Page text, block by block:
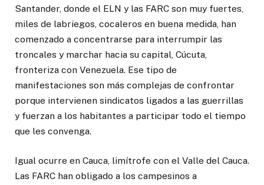
Santander, donde el ELN y las FARC son muy fuertes,
miles de labriegos, cocaleros en buena medida, han
comenzado a concentrarse para interrumpir las
troncales y marchar hacia su capital, Cúcuta,
fronteriza con Venezuela. Ese tipo de
manifestaciones son más complejas de confrontar
porque intervienen sindicatos ligados a las guerrillas
y fuerzan a los habitantes a participar todo el tiempo
que les convenga.
Igual ocurre en Cauca, limítrofe con el Valle del Cauca.
Las FARC han obligado a los campesinos a